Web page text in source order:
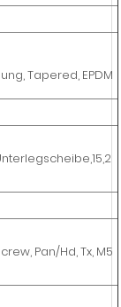
Tapered, EPDM
Pan/Hd, Tx, M5